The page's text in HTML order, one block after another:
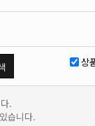
한자어 상
.
습니다.